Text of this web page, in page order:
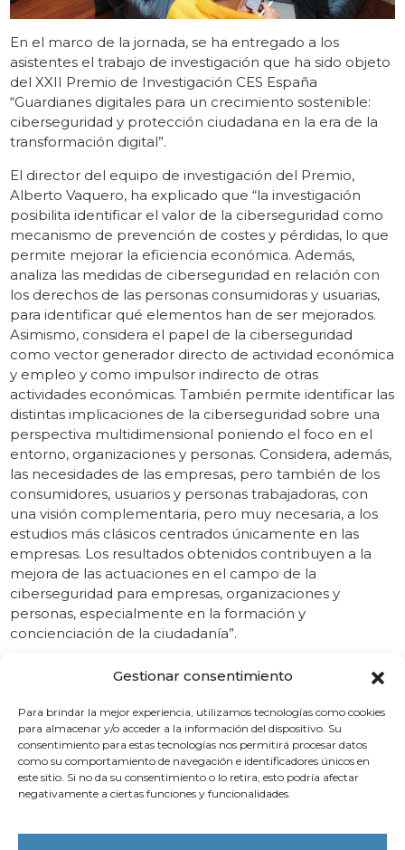
Gestionar consentimiento
Para brindar la mejor experiencia, utilizamos tecnologías como cookies
para almacenar y/o acceder a la información del dispositivo. Su
consentimiento para estas tecnologías nos permitirá procesar datos
como su comportamiento de navegación e identificadores únicos en
este sitio. Si no da su consentimiento o lo retira, esto podría afectar
negativamente a ciertas funciones y funcionalidades.
En el marco de la jornada, se ha entregado a los
asistentes el trabajo de investigación que ha sido objeto
del XXII Premio de Investigación CES España
“Guardianes digitales para un crecimiento sostenible:
ciberseguridad y protección ciudadana en la era de la
transformación digital”.
El director del equipo de investigación del Premio,
Alberto Vaquero, ha explicado que “la investigación
posibilita identificar el valor de la ciberseguridad como
mecanismo de prevención de costes y pérdidas, lo que
permite mejorar la eficiencia económica. Además,
analiza las medidas de ciberseguridad en relación con
los derechos de las personas consumidoras y usuarias,
para identificar qué elementos han de ser mejorados.
Asimismo, considera el papel de la ciberseguridad
como vector generador directo de actividad económica
y empleo y como impulsor indirecto de otras
actividades económicas. También permite identificar las
distintas implicaciones de la ciberseguridad sobre una
perspectiva multidimensional poniendo el foco en el
entorno, organizaciones y personas. Considera, además,
las necesidades de las empresas, pero también de los
consumidores, usuarios y personas trabajadoras, con
una visión complementaria, pero muy necesaria, a los
estudios más clásicos centrados únicamente en las
empresas. Los resultados obtenidos contribuyen a la
mejora de las actuaciones en el campo de la
ciberseguridad para empresas, organizaciones y
personas, especialmente en la formación y
concienciación de la ciudadanía”.
las actividades delictivas digitales a todos los niveles,
junto con el complejo espacio normativo –no siempre
adecuado a la realidad a la que se enfrenta- exige una
respuesta coordinada y estructurada en el campo de la
ciberseguridad. Solo con un entorno digital seguro e
inclusivo, capaz de combinar innovación tecnológica,